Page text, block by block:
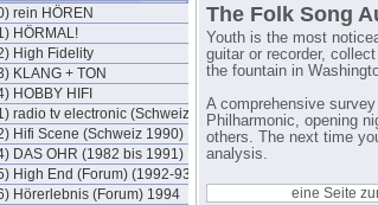
rein HÖREN
HÖRMAL!
High Fidelity
KLANG + TON
HOBBY HIFI
radio tv electronic (Schweiz)
Hifi Scene (Schweiz 1990)
DAS OHR (1982 bis 1991)
High End (Forum) (1992-93)
Hörerlebnis (Forum) 1994
The Folk Song
Youth is the most
guitar or recorder,
the fountain in
A comprehensive
Philharmonic, opening
others. The next time
analysis.
eine Seite